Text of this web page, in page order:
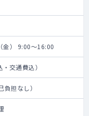
金） 9:00～16:00
交通費込）
担なし）